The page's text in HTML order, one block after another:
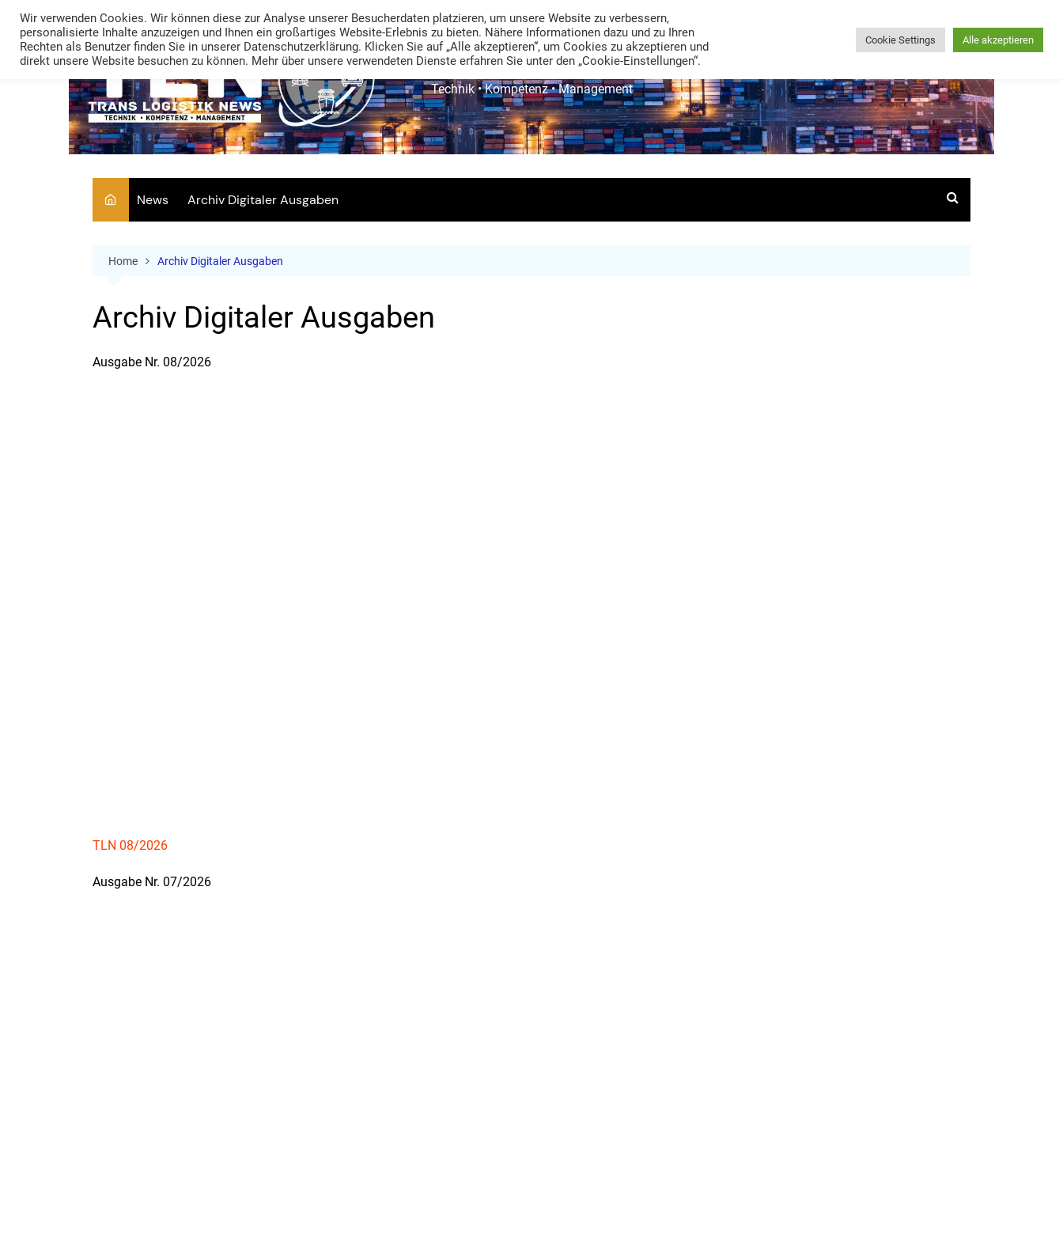
content
TRANS LOGISTIK NEWS
Technik • Kompetenz • Management
News Archiv Digitaler Ausgaben
Home Archiv Digitaler Ausgaben
Archiv Digitaler Ausgaben
Ausgabe Nr. 08/2026
TLN 08/2026
Ausgabe Nr. 07/2026
Wir verwenden Cookies. Wir können diese zur Analyse unserer Besucherdaten platzieren, um unsere Website zu verbessern,
personalisierte Inhalte anzuzeigen und Ihnen ein großartiges Website-Erlebnis zu bieten. Nähere Informationen dazu und zu Ihren
Rechten als Benutzer finden Sie in unserer Datenschutzerklärung. Klicken Sie auf „Alle akzeptieren“, um Cookies zu akzeptieren und
direkt unsere Website besuchen zu können. Mehr über unsere verwendeten Dienste erfahren Sie unter den „Cookie-Einstellungen“.
Cookie Settings Alle akzeptieren